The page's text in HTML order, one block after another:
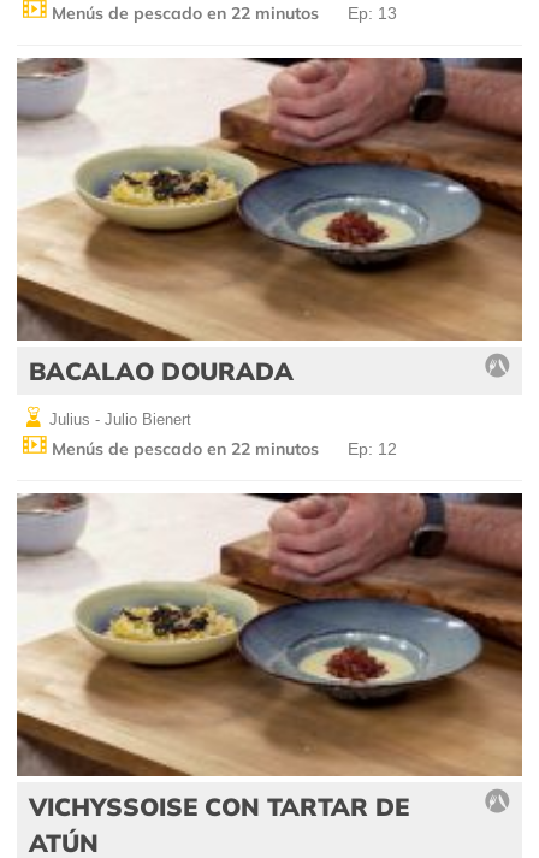
Menús de pescado en 22 minutos Ep: 13
BACALAO DOURADA
Julius - Julio Bienert
Menús de pescado en 22 minutos Ep: 12
VICHYSSOISE CON TARTAR DE
ATÚN